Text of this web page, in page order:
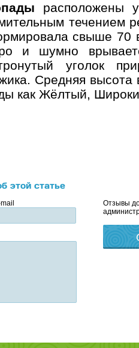
расположены
течением
свыше 70
и шумно
уголок
Средняя
как Жёлтый,
этой статье
Отзывы